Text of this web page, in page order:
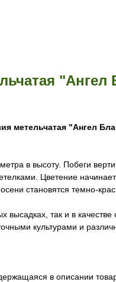
метельчатая "Ангел
в высоту. Побеги
Цветение
становятся темно-
высадках, так и в
культурами и
в описании